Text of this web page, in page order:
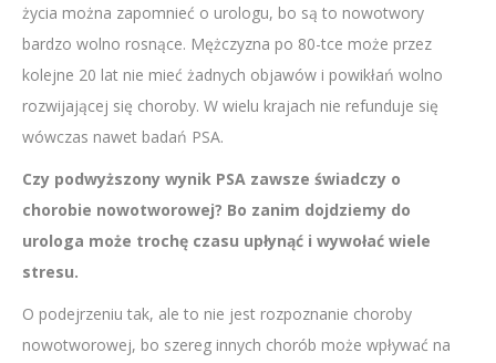
życia można zapomnieć o urologu, bo są to nowotwory
bardzo wolno rosnące. Mężczyzna po 80-tce może przez
kolejne 20 lat nie mieć żadnych objawów i powikłań wolno
rozwijającej się choroby. W wielu krajach nie refunduje się
wówczas nawet badań PSA.
Czy podwyższony wynik PSA zawsze świadczy o
chorobie nowotworowej? Bo zanim dojdziemy do
urologa może trochę czasu upłynąć i wywołać wiele
stresu.
O podejrzeniu tak, ale to nie jest rozpoznanie choroby
nowotworowej, bo szereg innych chorób może wpływać na